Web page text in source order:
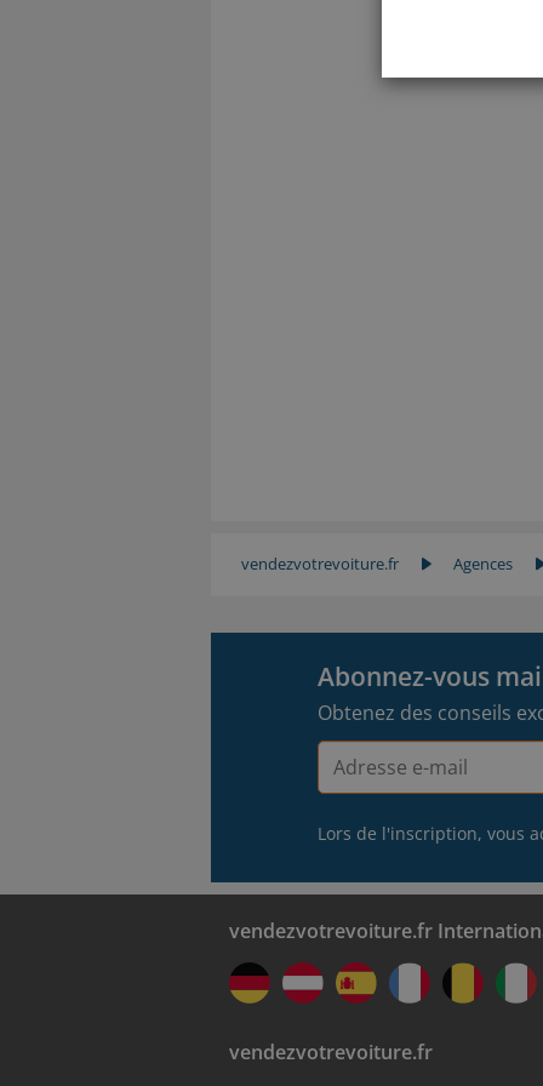
vendezvotrevoiture.fr Agences
Abonnez-vous
Obtenez des conseils
Adresse
Lors de l'inscription, vous
vendezvotrevoiture.fr
vendezvotrevoiture.fr